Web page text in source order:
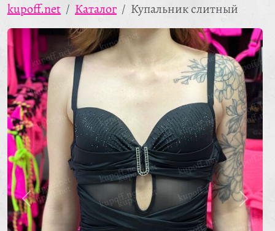
kupoff.net Каталог Купальник слитный